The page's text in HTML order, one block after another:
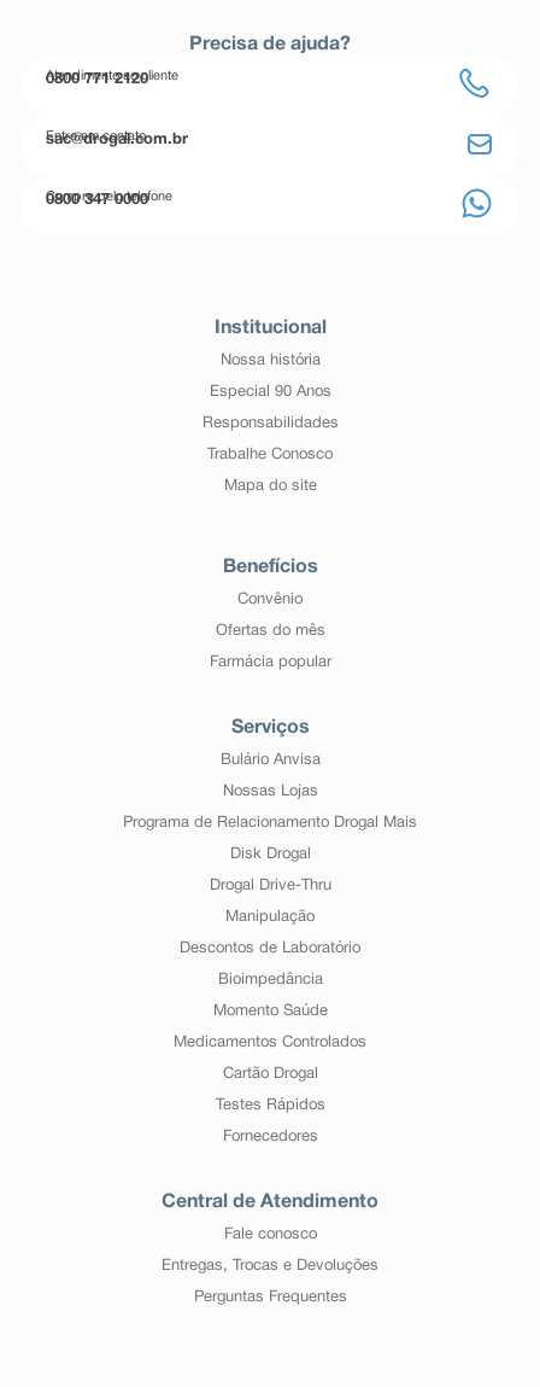
Precisa de ajuda?
Atendimento ao cliente
0800 771 2120
Entre em contato
sac@drogal.com.br
Compre pelo telefone
0800 347 0000
Institucional
Nossa história
Especial 90 Anos
Responsabilidades
Trabalhe Conosco
Mapa do site
Benefícios
Convênio
Ofertas do mês
Farmácia popular
Serviços
Bulário Anvisa
Nossas Lojas
Programa de Relacionamento Drogal Mais
Disk Drogal
Drogal Drive-Thru
Manipulação
Descontos de Laboratório
Bioimpedância
Momento Saúde
Medicamentos Controlados
Cartão Drogal
Testes Rápidos
Fornecedores
Central de Atendimento
Fale conosco
Entregas, Trocas e Devoluções
Perguntas Frequentes